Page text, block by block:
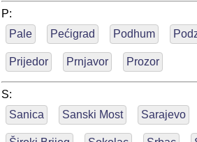
P:
Pale
Pećigrad Podhum
Prijedor Prnjavor Prozor
S:
Sanica
Sanski Most Sarajevo